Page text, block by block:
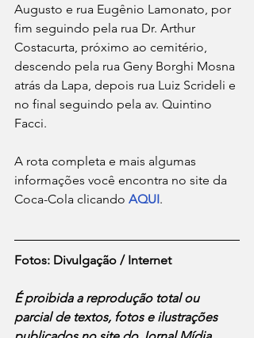
Augusto e rua Eugênio Lamonato, por
fim seguindo pela rua Dr. Arthur
Costacurta, próximo ao cemitério,
descendo pela rua Geny Borghi Mosna
atrás da Lapa, depois rua Luiz Scrideli e
no final seguindo pela av. Quintino
Facci.
A rota completa e mais algumas
informações você encontra no site da
Coca-Cola clicando AQUI.
Fotos: Divulgação / Internet
É proibida a reprodução total ou
parcial de textos, fotos e ilustrações